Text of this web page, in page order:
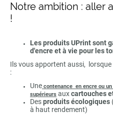
Notre ambition : aller
!
Les produits UPrint sont
d'encre et à vie pour les
Ils vous apportent aussi,
:
Une contenance en encre ou
supérieurs auxcartouches
Desproduits écologiques
à haut rendement)